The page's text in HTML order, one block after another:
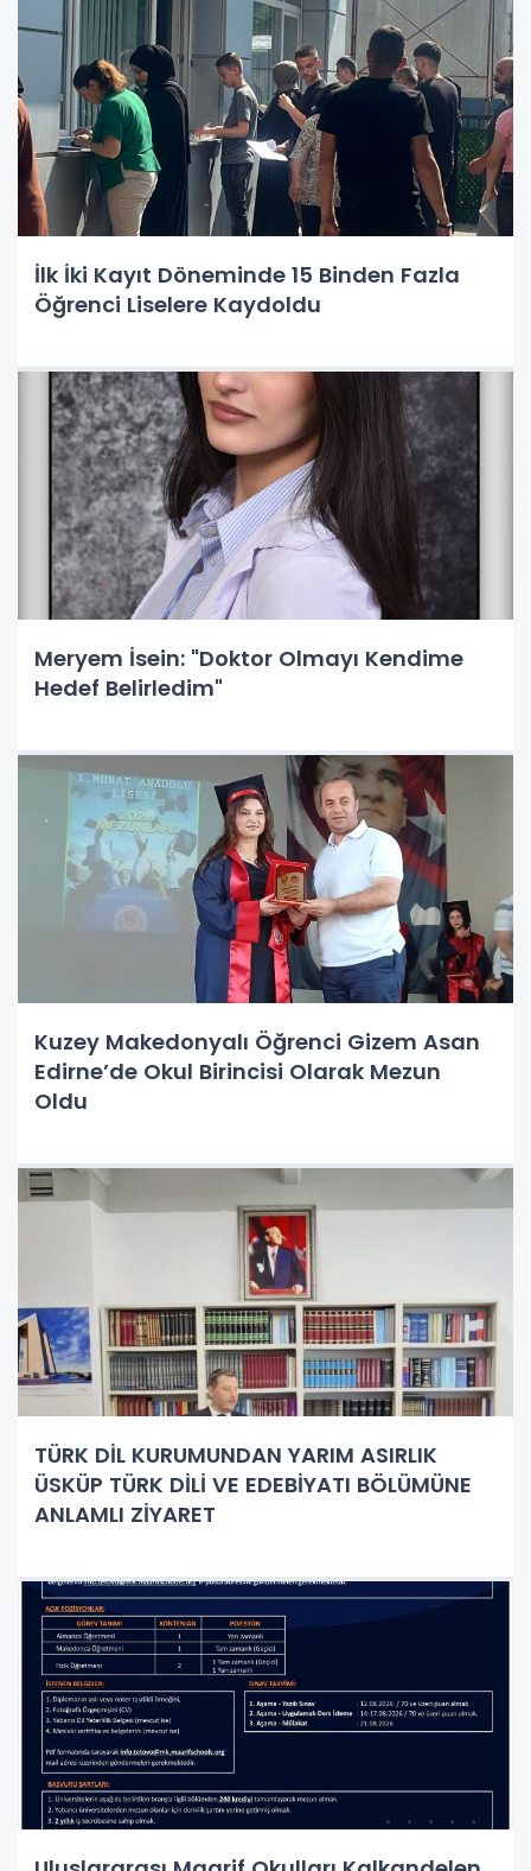
İlk İki Kayıt Döneminde 15 Binden Fazla
Öğrenci Liselere Kaydoldu
Meryem İsein: "Doktor Olmayı Kendime
Hedef Belirledim"
Kuzey Makedonyalı Öğrenci Gizem Asan
Edirne’de Okul Birincisi Olarak Mezun
Oldu
TÜRK DİL KURUMUNDAN YARIM ASIRLIK
ÜSKÜP TÜRK DİLİ VE EDEBİYATI BÖLÜMÜNE
ANLAMLI ZİYARET